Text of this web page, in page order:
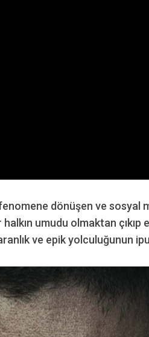
dönüşen ve sosyal
halkın umudu olmaktan
ve epik yolculuğunun